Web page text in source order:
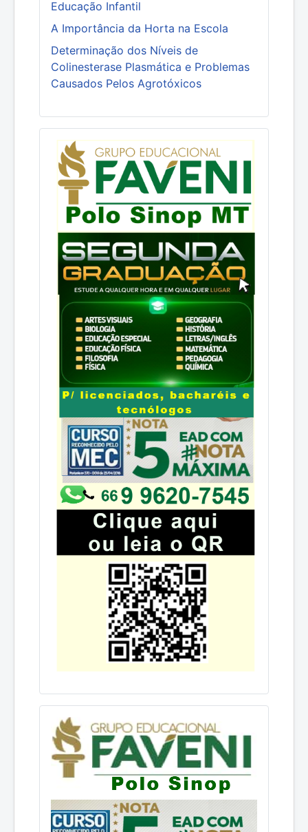
Educação Infantil
A Importância da Horta na Escola
Determinação dos Níveis de
Colinesterase Plasmática e Problemas
Causados Pelos Agrotóxicos